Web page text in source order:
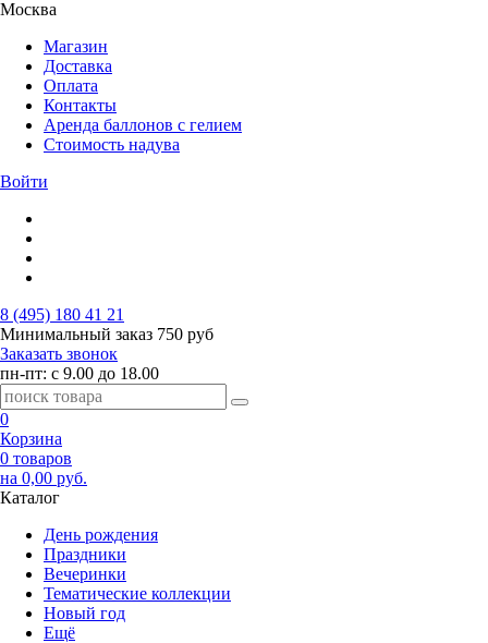
Москва
Магазин
Доставка
Оплата
Контакты
Аренда баллонов с гелием
Стоимость надува
Войти
8 (495) 180 41 21
Минимальный заказ 750 руб
Заказать звонок
пн-пт: с 9.00 до 18.00
0
Корзина
0 товаров
на 0,00 руб.
Каталог
День рождения
Праздники
Вечеринки
Тематические коллекции
Новый год
Ещё